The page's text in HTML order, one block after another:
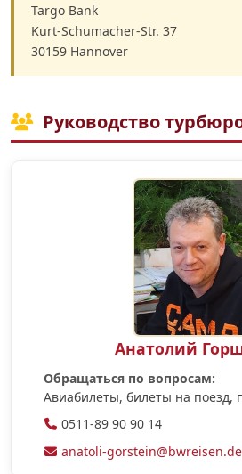
Targo Bank
Kurt-Schumacher-Str. 37
30159 Hannover
Руководство
Анатолий
Обращаться по вопросам:
Авиабилеты, билеты на поезд,
0511-89 90 90 14
anatoli-gorstein@bwreisen.de